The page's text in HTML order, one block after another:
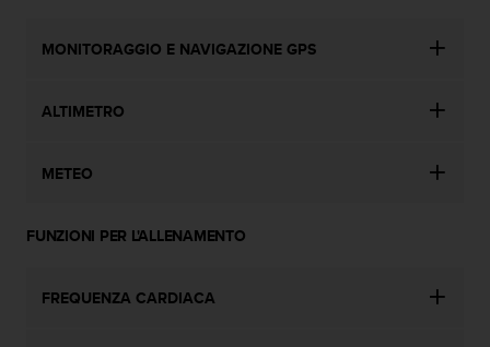
MONITORAGGIO E NAVIGAZIONE GPS
ALTIMETRO
METEO
FUNZIONI PER L'ALLENAMENTO
FREQUENZA CARDIACA